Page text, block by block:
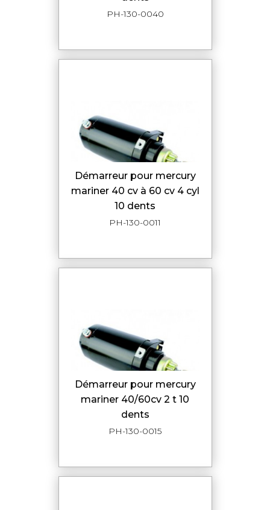
PH-130-0040
démarreur pour mercury
mariner 40 cv à 60 cv 4 cyl
10 dents
PH-130-0011
démarreur pour mercury
mariner 40/60cv 2 t 10
dents
PH-130-0015